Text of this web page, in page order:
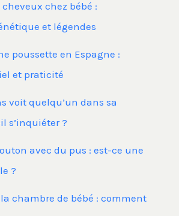
chez bébé :
et légendes
poussette en Espagne :
et praticité
voit quelqu’un dans sa
s’inquiéter ?
avec du pus : est-ce une
?
chambre de bébé : comment